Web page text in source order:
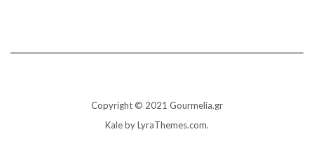
Copyright © 2021 Gourmelia.gr
Kaleby LyraThemes.com.